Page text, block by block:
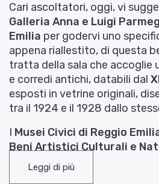
Cari ascoltatori, oggi, vi
Galleria Anna e Luigi
Emilia per godervi uno
appena riallestito, di questa
tratta della sala che accoglie
e corredi antichi, databili dal
esposti in vetrine originali,
tra il 1924 e il 1928 dallo
I Musei Civici di Reggio
Beni Artistici Culturali e
Emilia-Romagna (IBC)
intervenuti su questa sezione
Leggi di più